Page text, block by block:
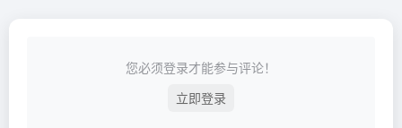
您必须登录才能参与评论！
立即登录